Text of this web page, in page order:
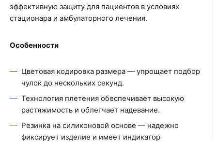
эффективную защиту для пациентов в условиях
стационара и амбулаторного лечения.
Особенности
Цветовая кодировка размера — упрощает подбор
чулок до нескольких секунд.
Технология плетения обеспечивает высокую
растяжимость и облегчает надевание.
Резинка на силиконовой основе — надежно
фиксирует изделие и имеет индикатор